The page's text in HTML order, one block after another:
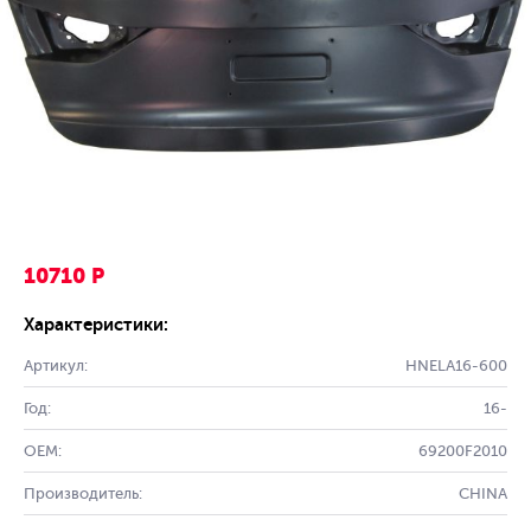
10710 Р
Характеристики:
Артикул: HNELA16-600
Год: 16-
OEM: 69200F2010
Производитель: CHINA